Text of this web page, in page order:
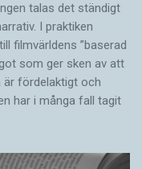
talas det ständigt
I praktiken
filmvärldens ”baserad
som ger sken av att
fördelaktigt och
har i många fall tagit